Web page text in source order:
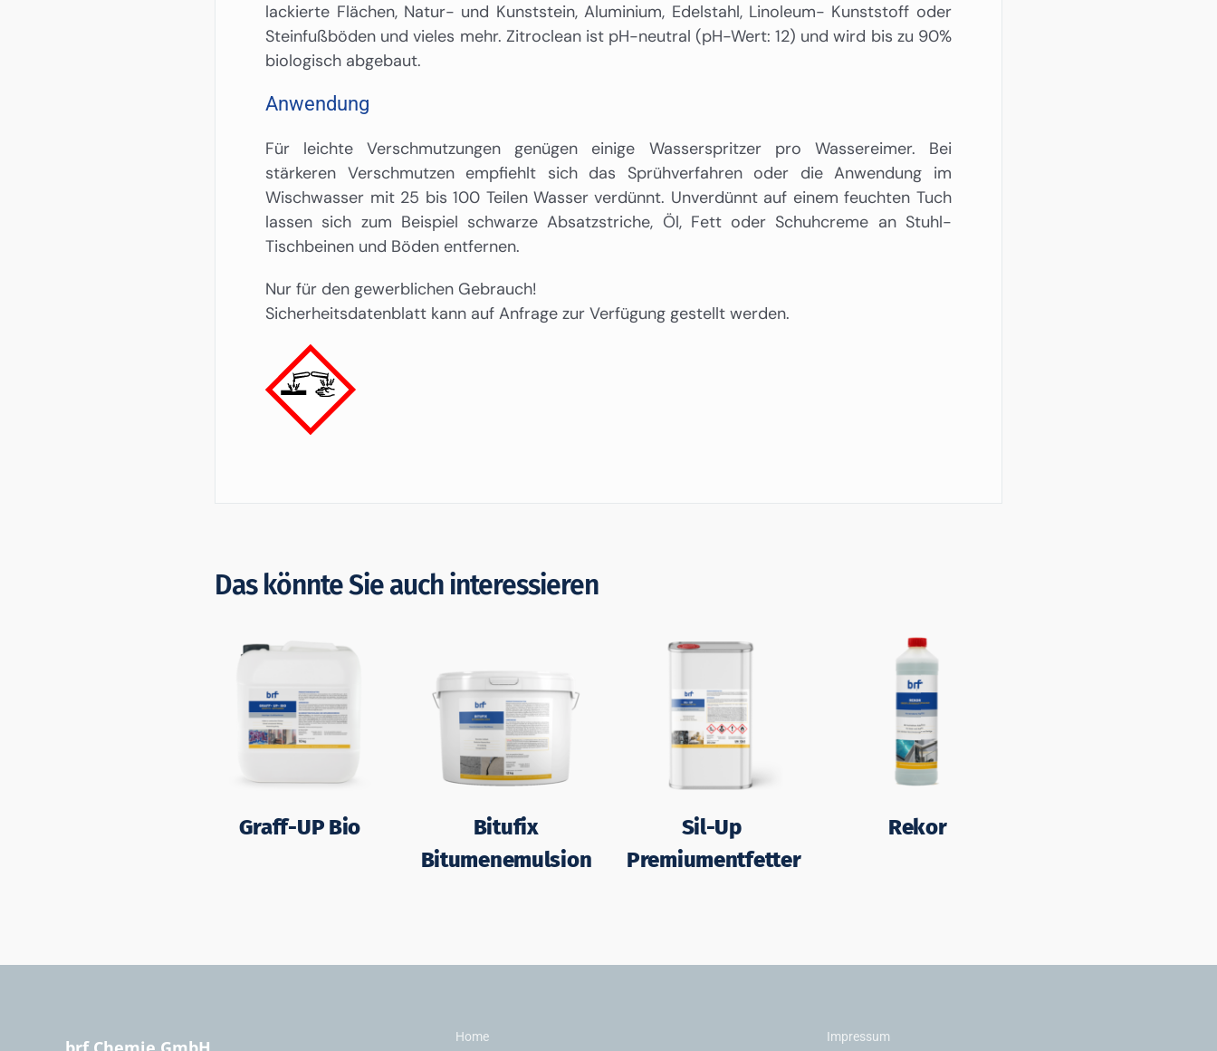
lackierte Flächen, Natur- und Kunststein, Aluminium, Edelstahl, Linoleum- Kunststoff oder
Steinfußböden und vieles mehr. Zitroclean ist pH-neutral (pH-Wert: 12) und wird bis zu 90%
biologisch abgebaut.
Anwendung
Für leichte Verschmutzungen genügen einige Wasserspritzer pro Wassereimer. Bei
stärkeren Verschmutzen empfiehlt sich das Sprühverfahren oder die Anwendung im
Wischwasser mit 25 bis 100 Teilen Wasser verdünnt. Unverdünnt auf einem feuchten Tuch
lassen sich zum Beispiel schwarze Absatzstriche, Öl, Fett oder Schuhcreme an Stuhl-
Tischbeinen und Böden entfernen.
Nur für den gewerblichen Gebrauch!
Sicherheitsdatenblatt kann auf Anfrage zur Verfügung gestellt werden.
Das könnte Sie auch interessieren
Graff-UP Bio
Bitufix
Bitumenemulsion
Sil-Up
Premiumentfetter
Rekor
Home Impressum